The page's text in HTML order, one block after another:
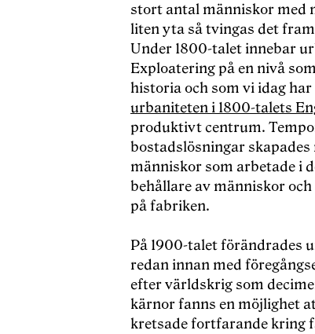
stort antal människor med
liten yta så tvingas det
Under 1800-talet innebar
Exploatering på en nivå
historia och som vi idag
urbaniteten i 1800-talets
produktivt centrum.
bostadslösningar
människor som arbetade i
behållare av människor
på fabriken.
På 1900-talet förändrades
redan innan med
efter världskrig som
kärnor fanns en möjlighet
kretsade fortfarande kring